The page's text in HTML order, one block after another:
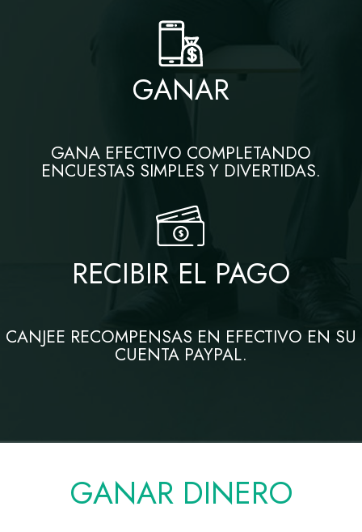
GANAR
GANA EFECTIVO COMPLETANDO
ENCUESTAS SIMPLES Y DIVERTIDAS.
RECIBIR EL PAGO
CANJEE RECOMPENSAS EN EFECTIVO EN SU
CUENTA PAYPAL.
GANAR DINERO